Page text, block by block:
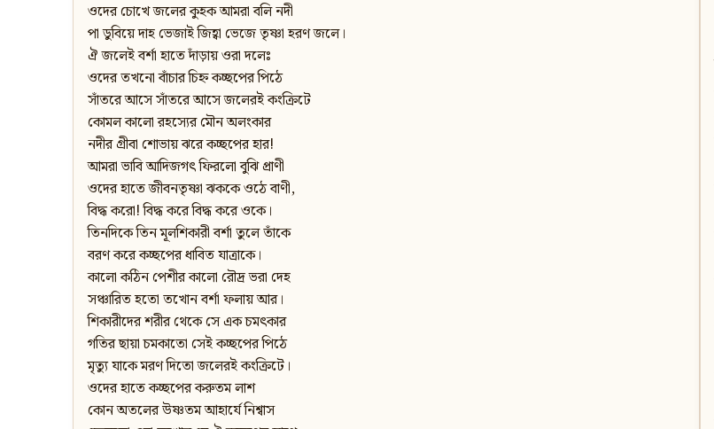
ওদের চোখে জলের কুহক আমরা বলি নদী
পা ডুবিয়ে দাহ ভেজাই জিহ্বা ভেজে তৃষ্ণা হরণ জলে।
ঐ জলেই বর্শা হাতে দাঁড়ায় ওরা দলেঃ
ওদের তখনো বাঁচার চিহ্ন কচ্ছপের পিঠে
সাঁতরে আসে সাঁতরে আসে জলেরই কংক্রিটে
কোমল কালো রহস্যের মৌন অলংকার
নদীর গ্রীবা শোভায় ঝরে কচ্ছপের হার!
আমরা ভাবি আদিজগৎ ফিরলো বুঝি প্রাণী
ওদের হাতে জীবনতৃষ্ণা ঝককে ওঠে বাণী,
বিদ্ধ করো! বিদ্ধ করে বিদ্ধ করে ওকে।
তিনদিকে তিন মূলশিকারী বর্শা তুলে তাঁকে
বরণ করে কচ্ছপের ধাবিত যাত্রাকে।
কালো কঠিন পেশীর কালো রৌদ্র ভরা দেহ
সঞ্চারিত হতো তখোন বর্শা ফলায় আর।
শিকারীদের শরীর থেকে সে এক চমৎকার
গতির ছায়া চমকাতো সেই কচ্ছপের পিঠে
মৃত্যু যাকে মরণ দিতো জলেরই কংক্রিটে।
ওদের হাতে কচ্ছপের করুতম লাশ
কোন অতলের উষ্ণতম আহার্যে নিশ্বাস